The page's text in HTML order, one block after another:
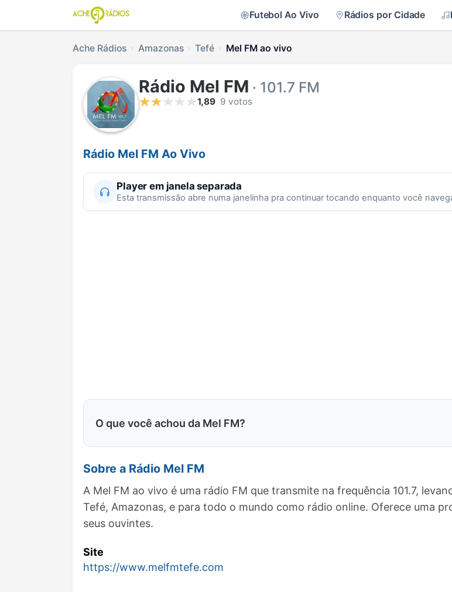
Futebol Ao Vivo Rádios por Cidade
Ache Rádios Amazonas Tefé Mel FM ao vivo
Rádio Mel FM · 101.7 FM
1,89 9 votos
Rádio Mel FM Ao Vivo
Player em janela separada
Esta transmissão abre numa janelinha pra continuar tocando enquanto você
O que você achou da Mel FM?
Sobre a Rádio Mel FM
A Mel FM ao vivo é uma rádio FM que transmite na frequência 101.7,
Tefé, Amazonas, e para todo o mundo como rádio online. Oferece uma
seus ouvintes.
Site
https://www.melfmtefe.com